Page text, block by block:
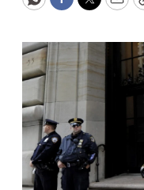
WhatsApp
Facebook
Twitter